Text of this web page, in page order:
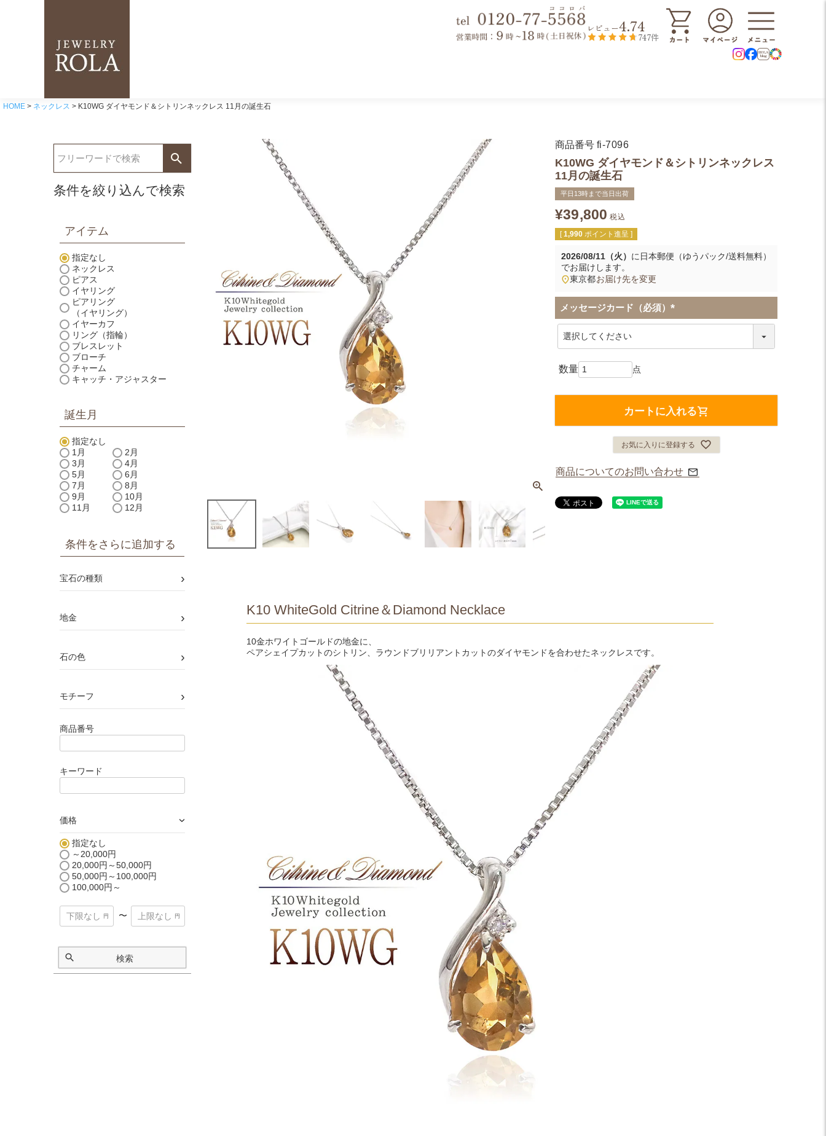
レビュー4.74
747件
HOME ネックレス K10WG ダイヤモンド＆シトリンネックレス 11月の誕生石
条件を絞り込んで検索
アイテム
指定なし
ネックレス
ピアス
イヤリング
ピアリング
（イヤリング）
イヤーカフ
リング（指輪）
ブレスレット
ブローチ
チャーム
キャッチ・アジャスター
誕生月
指定なし
1月
2月
3月
4月
5月
6月
7月
8月
9月
10月
11月
12月
条件をさらに追加する
宝石の種類 ›
地金 ›
石の色 ›
モチーフ ›
商品番号
キーワード
価格 ›
指定なし
～20,000円
20,000円～50,000円
50,000円～100,000円
100,000円～
〜
検索
商品番号 fi-7096
K10WG ダイヤモンド＆シトリンネックレス
11月の誕生石
平日13時まで当日出荷
¥39,800 税込
[ 1,990 ポイント進呈 ]
2026/08/11（火） に 日本郵便（ゆうパック/送料無料）
でお届けします。
東京都お届け先を変更
メッセージカード（必須）
(
カートに入れる
お気に入りに登録する
商品についてのお問い合わせ
K10 WhiteGold Citrine＆Diamond Necklace
10金ホワイトゴールドの地金に、
ペアシェイプカットのシトリン、ラウンドブリリアントカットのダイヤモンドを合わせたネックレスです。